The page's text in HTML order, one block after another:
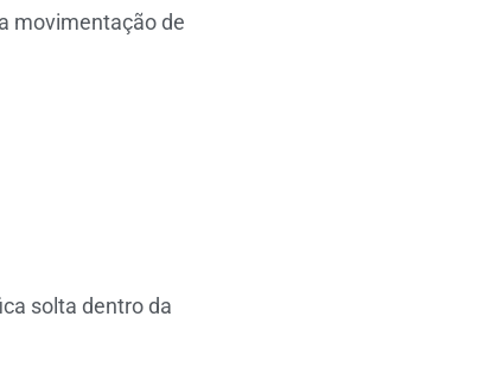
movimentação de
solta dentro da